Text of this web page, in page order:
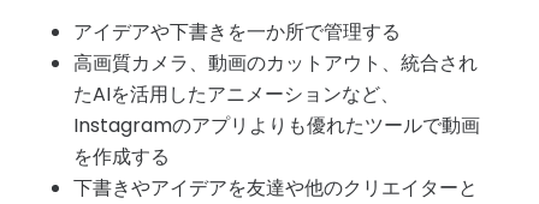
アイデアや下書きを一か所で管理する
高画質カメラ、動画のカットアウト、統合され
たAIを活用したアニメーションなど、
Instagramのアプリよりも優れたツールで動画
を作成する
下書きやアイデアを友達や他のクリエイターと